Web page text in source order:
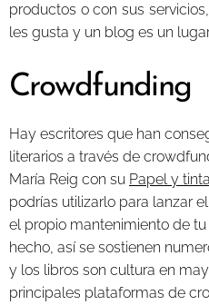
productos o con sus
les gusta y un blog es un
Crowdfunding
Hay escritores que han
literarios a través de
María Reig con su Papel y tinta
podrías utilizarlo para lanzar
el propio mantenimiento de
hecho, así se sostienen
y los libros son cultura en
principales plataformas de